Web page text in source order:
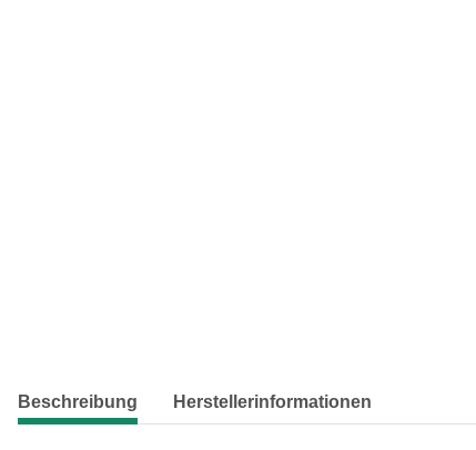
weitere Registerkarten anzeigen
Beschreibung Herstellerinformationen